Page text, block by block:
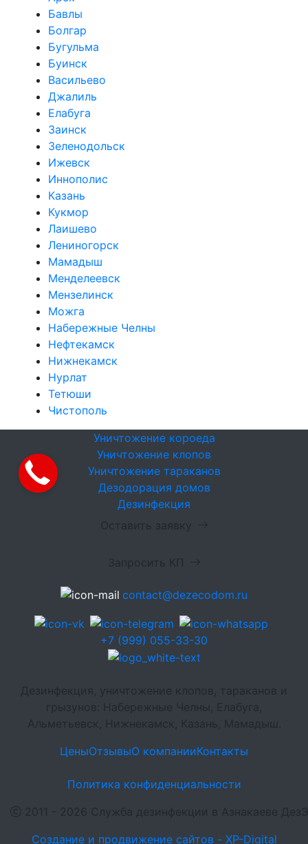
Бавлы
Болгар
Бугульма
Буинск
Васильево
Джалиль
Елабуга
Заинск
Зеленодольск
Ижевск
Иннополис
Казань
Кукмор
Лаишево
Лениногорск
Мамадыш
Менделеевск
Мензелинск
Можга
Набережные Челны
Нефтекамск
Нижнекамск
Нурлат
Тетюши
Чистополь
Уничтожение короеда
Уничтожение клопов
Уничтожение тараканов
Дезодорация домов
Дезинфекция
Дезинфекция, уничтожение клопов, тараканов и
грызунов: Набережные Челны, Елабуга,
Альметьевск, Нижнекамск, Казань, Мамадыш.
Оставить заявку
Запросить КП
contact@dezecodom.ru
+7 (999) 055-33-30
ЦеныОтзывыО компанииКонтакты
Политика конфиденциальности
2011 - 2026 Служба дезинфекции в Азнакаеве
Создание и продвижение сайтов - XP-Digital